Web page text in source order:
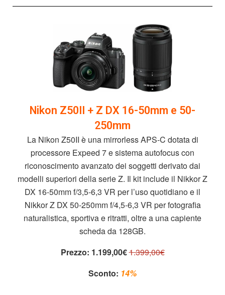
Nikon Z50II + Z DX 16-50mm e 50-
250mm
La Nikon Z50II è una mirrorless APS-C dotata di
processore Expeed 7 e sistema autofocus con
riconoscimento avanzato dei soggetti derivato dai
modelli superiori della serie Z. Il kit include il Nikkor Z
DX 16-50mm f/3,5-6,3 VR per l’uso quotidiano e il
Nikkor Z DX 50-250mm f/4,5-6,3 VR per fotografia
naturalistica, sportiva e ritratti, oltre a una capiente
scheda da 128GB.
Prezzo: 1.199,00€1.399,00€
Sconto: 14%